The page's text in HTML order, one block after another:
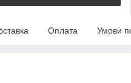
Оплата Умови